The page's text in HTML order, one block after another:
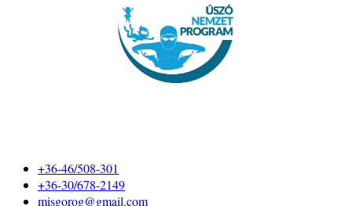
+36-46/508-301
+36-30/678-2149
misgorog@gmail.com